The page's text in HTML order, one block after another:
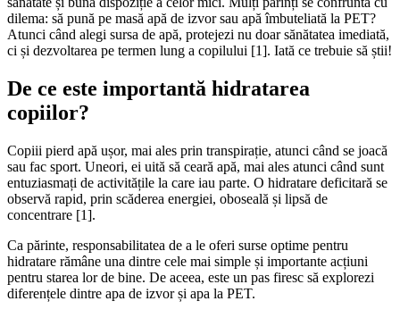
dilema: să pună pe masă apă de izvor sau apă îmbuteliată la PET?
Atunci când alegi sursa de apă, protejezi nu doar sănătatea imediată,
ci și dezvoltarea pe termen lung a copilului [1]. Iată ce trebuie să știi!
De ce este importantă hidratarea
copiilor?
Copiii pierd apă ușor, mai ales prin transpirație, atunci când se joacă
sau fac sport. Uneori, ei uită să ceară apă, mai ales atunci când sunt
entuziasmați de activitățile la care iau parte. O hidratare deficitară se
observă rapid, prin scăderea energiei, oboseală și lipsă de
concentrare [1].
Ca părinte, responsabilitatea de a le oferi surse optime pentru
hidratare rămâne una dintre cele mai simple și importante acțiuni
pentru starea lor de bine. De aceea, este un pas firesc să explorezi
diferențele dintre apa de izvor și apa la PET.